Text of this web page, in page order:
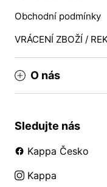
Obchodní podmínky
VRÁCENÍ ZBOŽÍ /
O nás
Sledujte nás
Kappa Česko
Kappa